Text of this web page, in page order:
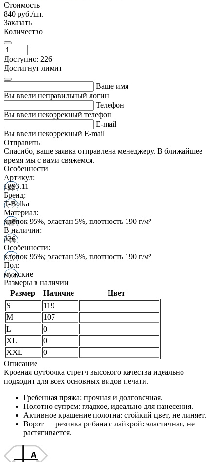
Стоимость
840 руб./шт.
Заказать
Количество
Доступно: 226
Достигнут лимит
Ваше имя
Вы ввели неправильный логин
Телефон
Вы ввели некоррекный телефон
E-mail
Вы ввели некоррекный E-mail
Отправить
Спасибо, ваше заявка отправлена менеджеру. В ближайшее
время мы с вами свяжемся.
Особенности
Артикул:
1893.11
Бренд:
T-Bolka
Материал:
хлопок 95%, эластан 5%, плотность 190 г/м²
В наличии:
226
Особенности:
хлопок 95%; эластан 5%, плотность 190 г/м²
Пол:
мужские
Размеры в наличии
Размер
Наличие
Цвет
S
119
M
107
L
0
XL
0
XXL
0
Описание
Кроеная футболка стретч высокого качества идеально
подходит для всех основных видов печати.
Гребенная пряжа: прочная и долговечная.
Полотно супрем: гладкое, идеально для нанесения.
Активное крашение полотна: стойкий цвет, не линяет.
Ворот — резинка рибана с лайкрой: эластичная, не
растягивается.